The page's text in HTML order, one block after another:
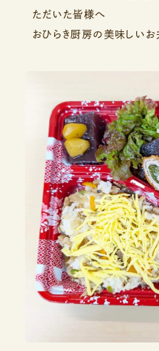
ただいた皆様へ
おひらき厨房の美味しいお